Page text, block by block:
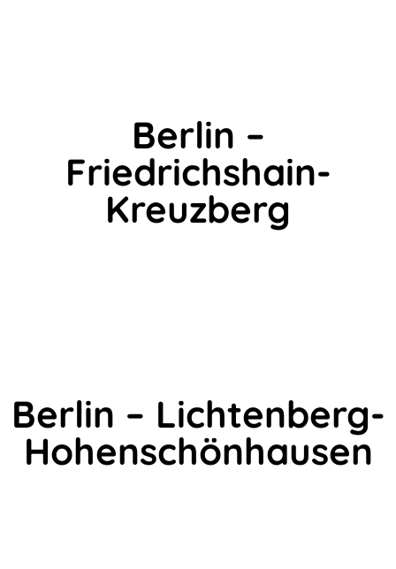
Berlin –
Friedrichshain-
Kreuzberg
Berlin – Lichtenberg-
Hohenschönhausen